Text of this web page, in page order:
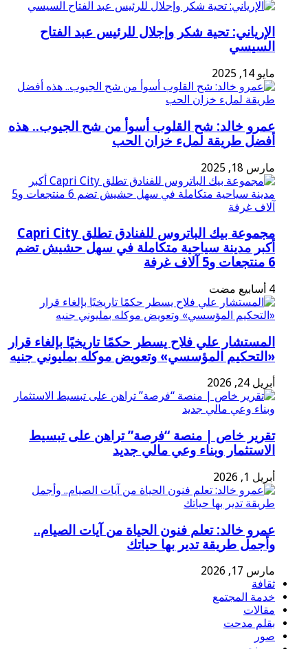
الإرياني: تحية شكر وإجلال للرئيس عبد الفتاح
السيسي
مايو 14, 2025
عمرو خالد: شح القلوب أسوأ من شح الجيوب.. هذه
أفضل طريقة لملء خزان الحب
مارس 18, 2025
مجموعة بيك الباتروس للفنادق تطلق Capri City
أكبر مدينة سياحية متكاملة في سهل حشيش تضم
6 منتجعات و5 آلاف غرفة
المستشار علي فلاح يسطر حكمًا تاريخيًا بإلغاء قرار
«التحكيم المؤسسي» وتعويض موكله بمليوني جنيه
أبريل 24, 2026
تقرير خاص | منصة “فرصة” تراهن على تبسيط
الاستثمار وبناء وعي مالي جديد
أبريل 1, 2026
عمرو خالد: تعلم فنون الحياة من آيات الصيام..
وأجمل طريقة تدير بها حياتك
مارس 17, 2026
ثقافة
خدمة المجتمع
مقالات
بقلم مدحت
صور